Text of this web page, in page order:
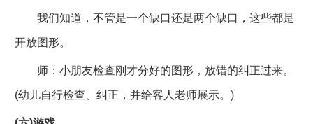
我们知道，不管是一个缺口还是两个缺口，这些都是
开放图形。
师：小朋友检查刚才分好的图形，放错的纠正过来。
(幼儿自行检查、纠正，并给客人老师展示。)